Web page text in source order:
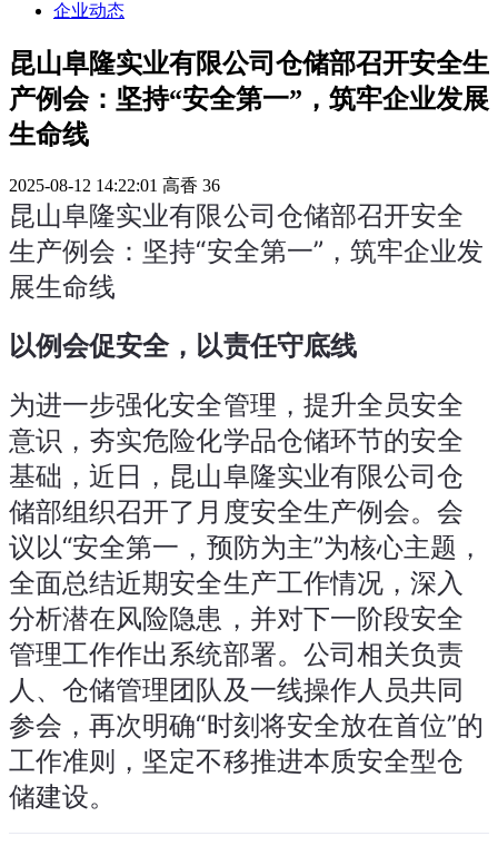
企业动态
昆山阜隆实业有限公司仓储部召开安全生
产例会：坚持“安全第一”，筑牢企业发展
生命线
2025-08-12 14:22:01 高香 36
昆山阜隆实业有限公司仓储部召开安全
生产例会：坚持“安全第一”，筑牢企业发
展生命线
以例会促安全，以责任守底线
为进一步强化安全管理，提升全员安全
意识，夯实危险化学品仓储环节的安全
基础，近日，昆山阜隆实业有限公司仓
储部组织召开了月度安全生产例会。会
议以“安全第一，预防为主”为核心主题，
全面总结近期安全生产工作情况，深入
分析潜在风险隐患，并对下一阶段安全
管理工作作出系统部署。公司相关负责
人、仓储管理团队及一线操作人员共同
参会，再次明确“时刻将安全放在首位”的
工作准则，坚定不移推进本质安全型仓
储建设。